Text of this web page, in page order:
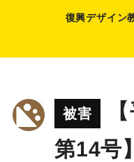
復興デザイン
被害
第14号